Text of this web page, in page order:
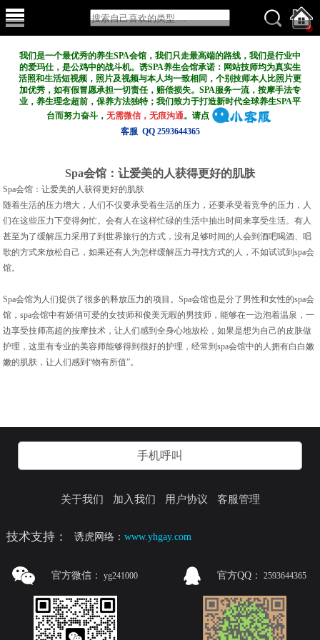
我们是一个最优秀的养生SPA会馆，我们只走最高端的路线，我们是行业中
的爱玛仕，是公鸡中的战斗机。诱SPA养生会馆承诺：网站技师均为真实生
活照和生活短视频，照片及视频与本人均一致相同，个别技师本人比照片更
加优秀，如有假冒愿承担一切责任，赔偿损失。SPA服务一流，按摩手法专
业，养生理念超前，保养方法独特；我们致力于打造新时代全球养生SPA平
台而努力奋斗，无需微信，无痕沟通。请点
客服 QQ 2593644365
Spa会馆：让爱美的人获得更好的肌肤
Spa会馆：让爱美的人获得更好的肌肤
随着生活的压力增大，人们不仅要承受着生活的压力，还要承受着竞争的压力，人
们在这些压力下变得匆忙。会有人在这样忙碌的生活中抽出时间来享受生活。有人
甚至为了缓解压力采用了到世界旅行的方式，没有足够时间的人会到酒吧喝酒、唱
歌的方式来放松自己，如果还有人为怎样缓解压力寻找方式的人，不如试试到spa会
馆。
Spa会馆为人们提供了很多的释放压力的项目。Spa会馆也是分了男性和女性的spa会
馆，spa会馆中有娇俏可爱的女技师和俊美无暇的男技师，能够在一边泡着温泉，一
边享受技师高超的按摩技术，让人们感到全身心地放松，如果是想为自己的皮肤做
护理，这里有专业的美容师能够得到很好的护理，经常到spa会馆中的人拥有白白嫩
嫩的肌肤，让人们感到“物有所值”。
手机呼叫
关于我们 加入我们 用户协议 客服管理
技术支持： 诱虎网络：www.yhgay.com
官方微信： yg241000 官方QQ： 2593644365